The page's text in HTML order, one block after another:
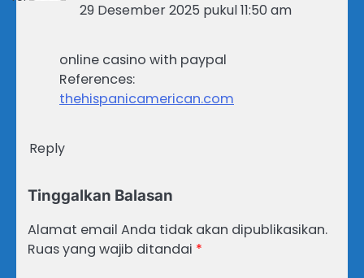
29 Desember 2025 pukul 11:50 am
online casino with paypal
References:
thehispanicamerican.com
Reply
Tinggalkan Balasan
Alamat email Anda tidak akan dipublikasikan.
Ruas yang wajib ditandai *